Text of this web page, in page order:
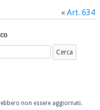
« Art. 634
non essere aggiornati.